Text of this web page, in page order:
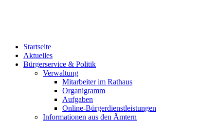
Startseite
Aktuelles
Bürgerservice & Politik
Verwaltung
Mitarbeiter im Rathaus
Organigramm
Aufgaben
Online-Bürgerdienstleistungen
Informationen aus den Ämtern